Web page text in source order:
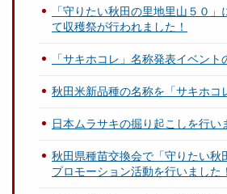
「守りたい秋田の里地里山５０
て収穫祭が行われました！
「サキホコレ」名称発表イベント
秋田米新品種の名称を「サキホコ
日本ムラサキの掘り起こしを行い
秋田県種苗交換会で「守りたい秋
プロモーション活動を行いました！